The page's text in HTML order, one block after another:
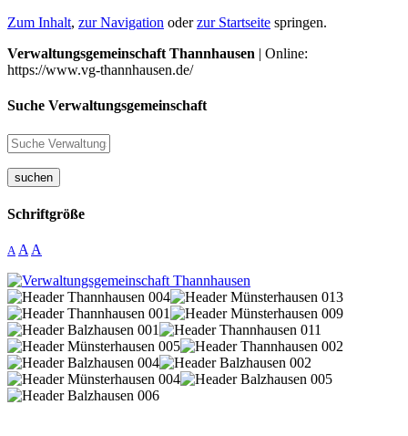
Zum Inhalt, zur Navigation oderzur Startseite springen.
Verwaltungsgemeinschaft Thannhausen | Online:
https://www.vg-thannhausen.de/
Suche Verwaltungsgemeinschaft
suchen
Schriftgröße
A A A